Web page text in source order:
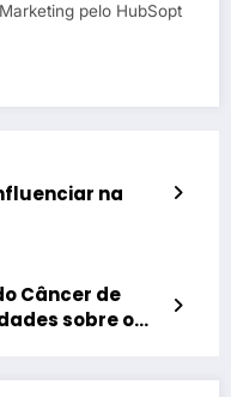
pelo HubSopt
na
Câncer de
sobre o